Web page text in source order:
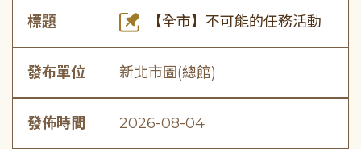
標題 【全市】不可能的任務活動
發布單位 新北市圖(總館)
發佈時間 2026-08-04